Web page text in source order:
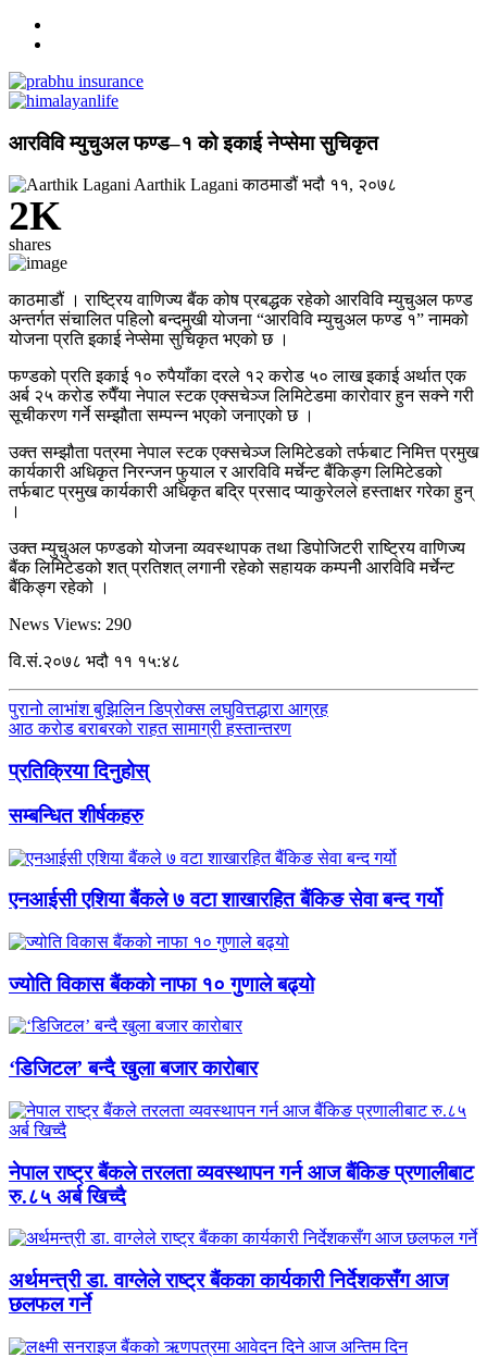
आरविवि म्युचुअल फण्ड–१ को इकाई नेप्सेमा सुचिकृत
Aarthik Laganiकाठमाडौं भदौ ११, २०७८
2K
shares
काठमाडौं । राष्ट्रिय वाणिज्य बैंक कोष प्रबद्धक रहेको आरविवि म्युचुअल फण्ड
अन्तर्गत संचालित पहिलोे बन्दमुखी योजना “आरविवि म्युचुअल फण्ड १” नामको
योजना प्रति इकाई नेप्सेमा सुचिकृत भएको छ ।
फण्डको प्रति इकाई १० रुपैयाँका दरले १२ करोड ५० लाख इकाई अर्थात एक
अर्ब २५ करोड रुपैँया नेपाल स्टक एक्सचेञ्ज लिमिटेडमा कारोवार हुन सक्ने गरी
सूचीकरण गर्ने सम्झौता सम्पन्न भएको जनाएको छ ।
उक्त सम्झौता पत्रमा नेपाल स्टक एक्सचेञ्ज लिमिटेडको तर्फबाट निमित्त प्रमुख
कार्यकारी अधिकृत निरन्जन फुयाल र आरविवि मर्चेन्ट बैंकिङ्ग लिमिटेडको
तर्फबाट प्रमुख कार्यकारी अधिकृत बद्रि प्रसाद प्याकुरेलले हस्ताक्षर गरेका हुन्
।
उक्त म्युचुअल फण्डको योजना व्यवस्थापक तथा डिपोजिटरी राष्ट्रिय वाणिज्य
बैंक लिमिटेडको शत् प्रतिशत् लगानी रहेको सहायक कम्पनीे आरविवि मर्चेन्ट
बैंकिङ्ग रहेको ।
News Views: 290
वि.सं.२०७८ भदौ ११ १५:४८
पुरानो लाभांश बुझिलिन डिप्रोक्स लघुवित्तद्धारा आग्रह
आठ करोड बराबरको राहत सामाग्री हस्तान्तरण
प्रतिक्रिया दिनुहोस्
सम्बन्धित शीर्षकहरु
एनआईसी एशिया बैंकले ७ वटा शाखारहित बैंकिङ सेवा बन्द गर्यो
ज्योति विकास बैंकको नाफा १० गुणाले बढ्यो
‘डिजिटल’ बन्दै खुला बजार कारोबार
नेपाल राष्ट्र बैंकले तरलता व्यवस्थापन गर्न आज बैंकिङ प्रणालीबाट
रु.८५ अर्ब खिच्दै
अर्थमन्त्री डा. वाग्लेले राष्ट्र बैंकका कार्यकारी निर्देशकसँग आज
छलफल गर्ने